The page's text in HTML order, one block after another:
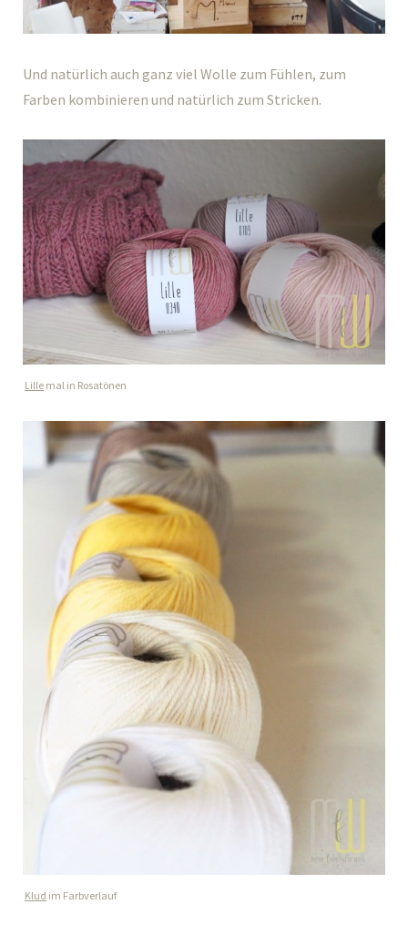
Und natürlich auch ganz viel Wolle zum Fühlen, zum
Farben kombinieren und natürlich zum Stricken.
Lille mal in Rosatönen
Klud im Farbverlauf